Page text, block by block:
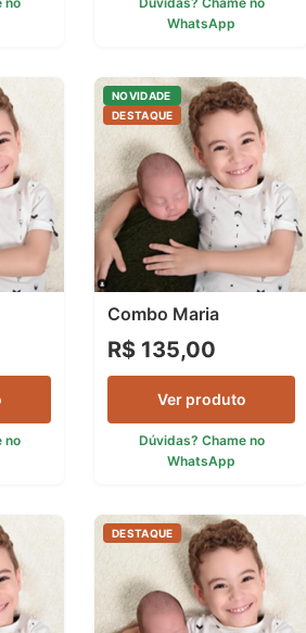
WhatsApp
no
NOVIDADE
DESTAQUE
Combo Maria
R$ 135,00
Ver produto
Dúvidas? Chame no
WhatsApp
DESTAQUE